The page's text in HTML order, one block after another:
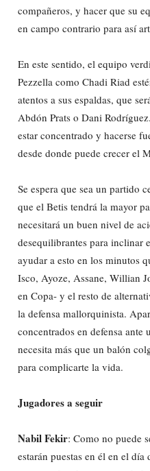
compañeros, y hacer que su
en campo contrario para así
En este sentido, el equipo
Pezzella como Chadi Riad
atentos a sus espaldas, que
Abdón Prats o Dani
estar concentrado y hacerse
desde donde puede crecer el
Se espera que sea un partido
que el Betis tendrá la mayor
necesitará un buen nivel de
desequilibrantes para inclinar
ayudar a esto en los minutos
Isco, Ayoze, Assane, Willian
en Copa- y el resto de
la defensa mallorquinista.
concentrados en defensa ante
necesita más que un balón
para complicarte la vida.
Jugadores a seguir
Nabil Fekir: Como no puede
estarán puestas en él en el